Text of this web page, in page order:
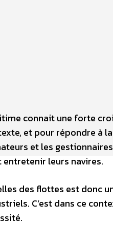
connait une forte
et pour répondre à
et les
leurs navires.
des flottes est donc
C’est dans ce